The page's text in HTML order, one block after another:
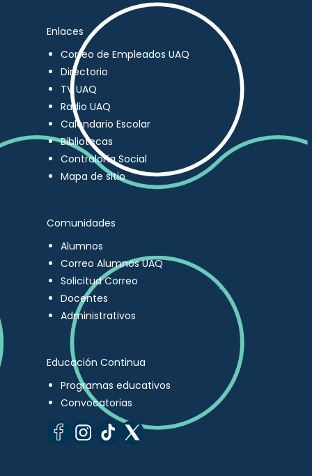
Enlaces
Correo de Empleados UAQ
Directorio
TV UAQ
Radio UAQ
Calendario Escolar
Bibliotecas
Contraloría Social
Mapa de sitio
Comunidades
Alumnos
Correo Alumnos UAQ
Solicitud Correo
Docentes
Administrativos
Educación Continua
Programas educativos
Convocatorias